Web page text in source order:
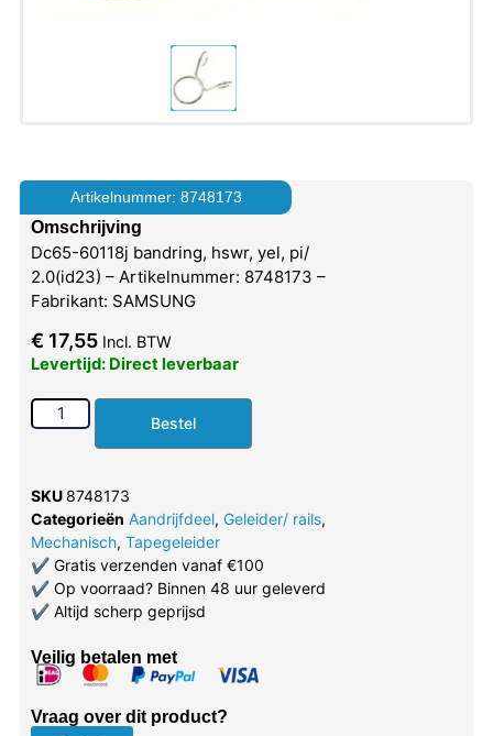
Artikelnummer: 8748173
Omschrijving
Dc65-60118j bandring, hswr, yel, pi/
2.0(id23) – Artikelnummer: 8748173 –
Fabrikant: SAMSUNG
€ 17,55 Incl. BTW
Levertijd: Direct leverbaar
Bestel
SKU 8748173
Categorieën Aandrijfdeel, Geleider/ rails,
Mechanisch, Tapegeleider
✔Gratis verzenden vanaf €100
✔Op voorraad? Binnen 48 uur geleverd
✔Altijd scherp geprijsd
Veilig betalen met
Vraag over dit product?